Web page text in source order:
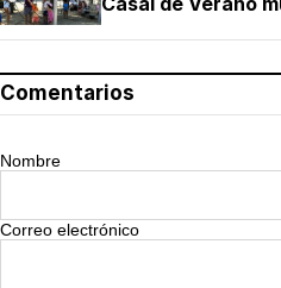
Comentarios
Nombre
Correo electrónico